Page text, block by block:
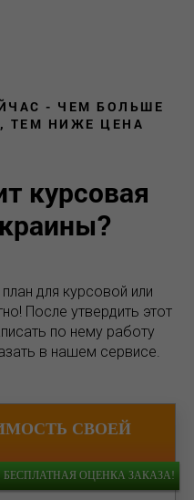
- ЧЕМ БОЛЬШЕ
ТЕМ НИЖЕ ЦЕНА
курсовая
для курсовой или
После утвердить этот
по нему работу
в нашем сервисе.
СВОЕЙ
БЕСПЛАТНАЯ ОЦЕНКА ЗАКАЗА!